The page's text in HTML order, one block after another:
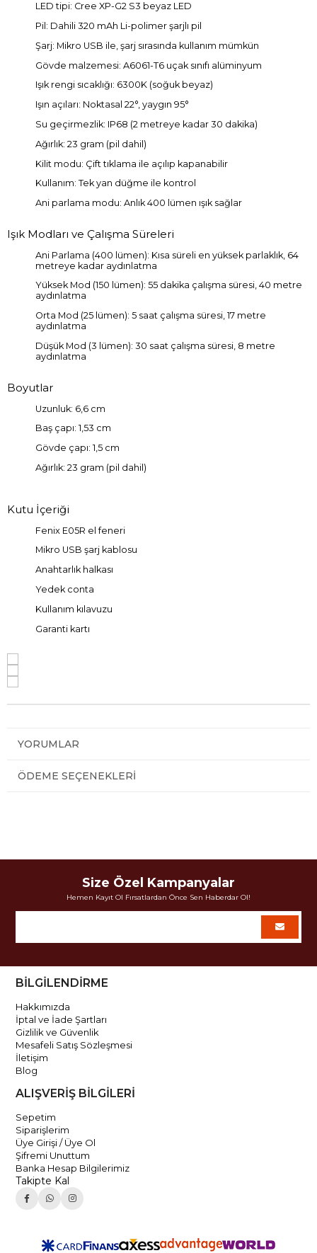
LED tipi: Cree XP-G2 S3 beyaz LED
Pil: Dahili 320 mAh Li-polimer şarjlı pil
Şarj: Mikro USB ile, şarj sırasında kullanım mümkün
Gövde malzemesi: A6061-T6 uçak sınıfı alüminyum
Işık rengi sıcaklığı: 6300K (soğuk beyaz)
Işın açıları: Noktasal 22°, yaygın 95°
Su geçirmezlik: IP68 (2 metreye kadar 30 dakika)
Ağırlık: 23 gram (pil dahil)
Kilit modu: Çift tıklama ile açılıp kapanabilir
Kullanım: Tek yan düğme ile kontrol
Ani parlama modu: Anlık 400 lümen ışık sağlar
Işık Modları ve Çalışma Süreleri
Ani Parlama (400 lümen): Kısa süreli en yüksek parlaklık, 64
metreye kadar aydınlatma
Yüksek Mod (150 lümen): 55 dakika çalışma süresi, 40 metre
aydınlatma
Orta Mod (25 lümen): 5 saat çalışma süresi, 17 metre
aydınlatma
Düşük Mod (3 lümen): 30 saat çalışma süresi, 8 metre
aydınlatma
Boyutlar
Uzunluk: 6,6 cm
Baş çapı: 1,53 cm
Gövde çapı: 1,5 cm
Ağırlık: 23 gram (pil dahil)
Kutu İçeriği
Fenix E05R el feneri
Mikro USB şarj kablosu
Anahtarlık halkası
Yedek conta
Kullanım kılavuzu
Garanti kartı
YORUMLAR
ÖDEME SEÇENEKLERI
Size Özel Kampanyalar
Hemen Kayıt Ol Fırsatlardan Önce Sen Haberdar Ol!
BİLGİLENDİRME
Hakkımızda
İptal ve İade Şartları
Gizlilik ve Güvenlik
Mesafeli Satış Sözleşmesi
İletişim
Blog
ALIŞVERİŞ BİLGİLERİ
Sepetim
Siparişlerim
Üye Girişi / Üye Ol
Şifremi Unuttum
Banka Hesap Bilgilerimiz
Takipte Kal